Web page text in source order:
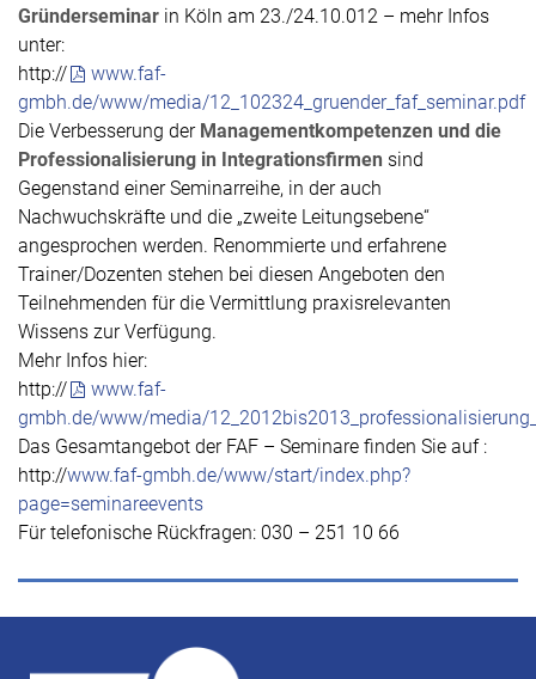
Gründerseminar in Köln am 23./24.10.012 – mehr Infos
unter:
http://
www.faf-
gmbh.de/www/media/12_102324_gruender_faf_seminar.pdf
Die Verbesserung der Managementkompetenzen und die
Professionalisierung in Integrationsfirmen sind
Gegenstand einer Seminarreihe, in der auch
Nachwuchskräfte und die „zweite Leitungsebene“
angesprochen werden. Renommierte und erfahrene
Trainer/Dozenten stehen bei diesen Angeboten den
Teilnehmenden für die Vermittlung praxisrelevanten
Wissens zur Verfügung.
Mehr Infos hier:
http://
www.faf-
gmbh.de/www/media/
Das Gesamtangebot der FAF – Seminare finden Sie auf :
http://www.faf-gmbh.de/www/start/index.php?
page=seminareevents
Für telefonische Rückfragen: 030 – 251 10 66